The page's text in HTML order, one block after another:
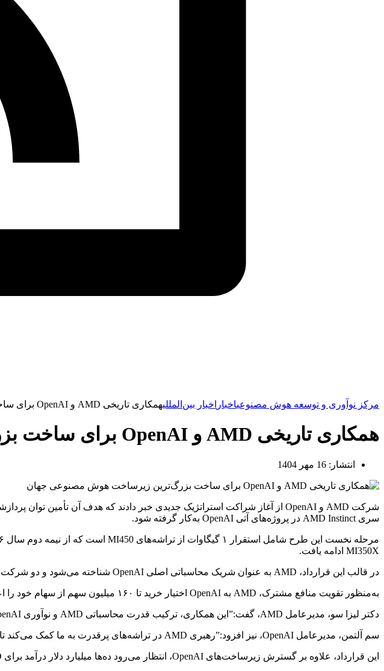
مرکز نوآوری و توسعه هوش مصنوعیاخبار اخبار بین‌المللیهمکاری تاریخی AMD و OpenAI برای ساخت بزرگ‌ترین زیرساخت هوش مصنوعی جهان
همکاری تاریخی AMD و OpenAI برای ساخت بزرگ‌ترین زیرساخت هوش مصنوعی جهان
انتشار: 16 مهر 1404
سری AMD Instinct در پروژه‌های آتی OpenAI به‌کار گرفته شود.
MI350X ادامه یافت.
در قالب این قرارداد، AMD به عنوان شریک محاسباتی اصلی OpenAI شناخته می‌شود و دو شرکت برای بهینه‌سازی نقشه‌راه محصولات سخت‌افزاری و نرم‌افزاری خود همکاری نزدیکی خواهند داشت.
به‌منظور تقویت منافع مشترک، AMD به OpenAI اختیار خرید تا ۱۶۰ میلیون سهم از سهام خود را اعطا کرده است که در ازای دستیابی به اهداف فنی و تجاری معین فعال می‌شود.
دکتر لیزا سو، مدیرعامل AMD، گفت:”این همکاری، ترکیب قدرت محاسباتی AMD و نوآوری OpenAI است که زمینه‌ساز بزرگ‌ترین توسعه زیرساخت هوش مصنوعی در جهان خواهد شد.”
سم آلتمن، مدیرعامل OpenAI، نیز افزود:”رهبری AMD در تراشه‌های پرقدرت به ما کمک می‌کند تا سریع‌تر پیش برویم و مزایای هوش مصنوعی پیشرفته را زودتر در اختیار همه قرار دهیم.”
این قرارداد، علاوه بر گسترش زیرساخت‌های OpenAI، انتظار می‌رود ده‌ها میلیارد دلار درآمد برای AMD به همراه داشته باشد و مسیر پیشرفت کل اکوسیستم هوش مصنوعی را تسریع کند.